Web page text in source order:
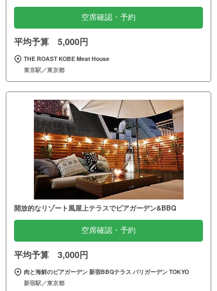
空席確認・予約
平均予算 5,000円
THE ROAST KOBE Meat House
東京駅／東京都
開放的なリゾート風屋上テラスでビアガーデン&BBQ
空席確認・予約
平均予算 3,000円
肉と海鮮のビアガーデン 新宿BBQテラス バリガーデン TOKYO
新宿駅／東京都